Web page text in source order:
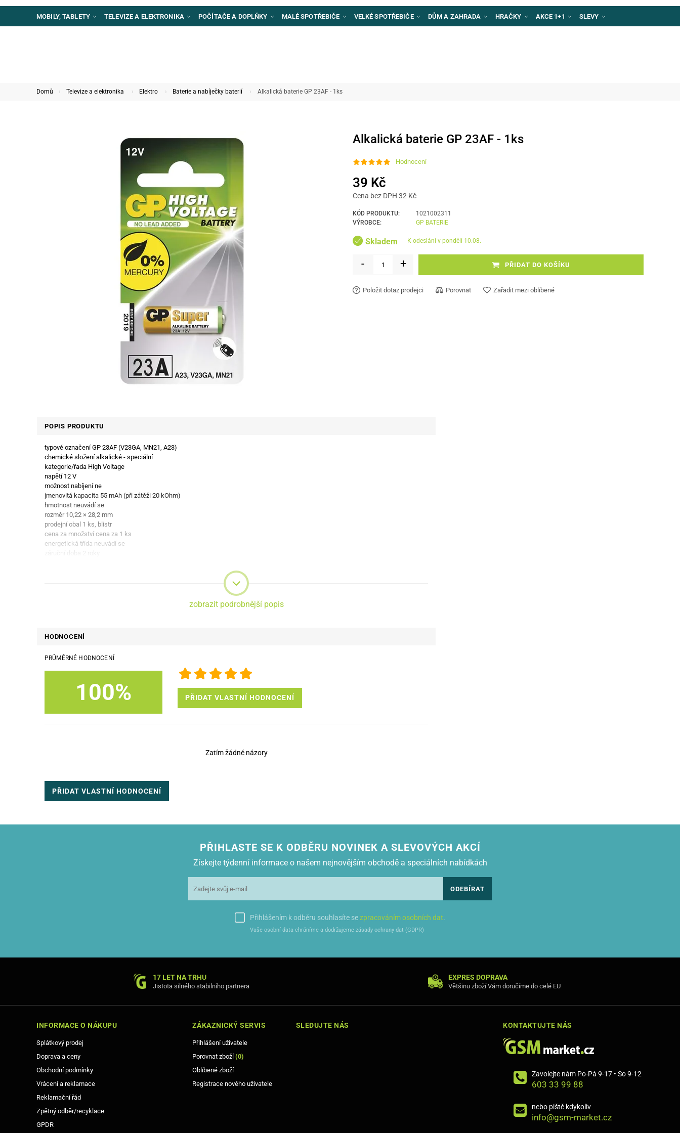
MOBILY, TABLETY TELEVIZE A ELEKTRONIKA POČÍTAČE A DOPLŇKY MALÉ SPOTŘEBIČE VELKÉ SPOTŘEBIČE DŮM A ZAHRADA HRAČKY AKCE 1+1 SLEVY
Domů Televize a elektronika Elektro Baterie a nabíječky baterií Alkalická baterie GP 23AF - 1ks
Alkalická baterie GP 23AF - 1ks
Hodnocení
39 Kč
Cena bez DPH 32 Kč
KÓD PRODUKTU:
1021002311
VÝROBCE:
GP BATERIE
Skladem k odeslání v pondělí 10.08.
- + PŘIDAT DO KOŠÍKU
Položit dotaz prodejci Porovnat Zařadit mezi oblíbené
POPIS PRODUKTU
typové označení GP 23AF (V23GA, MN21, A23)
chemické složení alkalické - speciální
kategorie/řada High Voltage
napětí 12 V
možnost nabíjení ne
jmenovitá kapacita 55 mAh (při zátěži 20 kOhm)
hmotnost neuvádí se
rozměr 10,22 × 28,2 mm
prodejní obal 1 ks, blistr
cena za množství cena za 1 ks
energetická třída neuvádí se
záruční doba 2 roky
zobrazit podrobnější popis
HODNOCENÍ
PRŮMĚRNÉ HODNOCENÍ
100% PŘIDAT VLASTNÍ HODNOCENÍ
Zatím žádné názory
PŘIDAT VLASTNÍ HODNOCENÍ
PŘIHLASTE SE K ODBĚRU NOVINEK A SLEVOVÝCH AKCÍ
Získejte týdenní informace o našem nejnovějším obchodě a speciálních nabídkách
ODEBÍRAT
Přihlášením k odběru souhlasíte sezpracováním osobních dat.
Vaše osobní data chráníme a dodržujeme zásady ochrany dat (GDPR)
17 LET NA TRHU
Jistota silného stabilního partnera
EXPRES DOPRAVA
Většinu zboží Vám doručíme do celé EU
INFORMACE O NÁKUPU
Splátkový prodej
Doprava a ceny
Obchodní podmínky
Vrácení a reklamace
Reklamační řád
Zpětný odběr/recyklace
GPDR
ZÁKAZNICKÝ SERVIS
Přihlášení uživatele
Porovnat zboží(0)
Oblíbené zboží
Registrace nového uživatele
SLEDUJTE NÁS KONTAKTUJTE NÁS
Zavolejte nám Po-Pá 9-17 • So 9-12
603 33 99 88
nebo piště kdykoliv
info@gsm-market.cz